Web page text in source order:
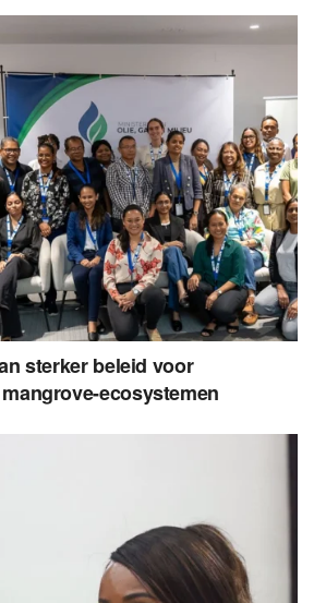
sterker beleid voor
ecosystemen